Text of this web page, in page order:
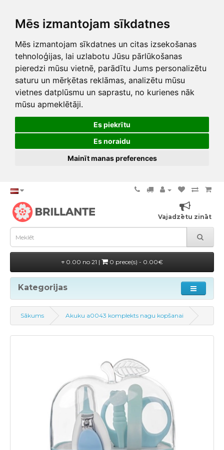
Mēs izmantojam sīkdatnes
Mēs izmantojam sīkdatnes un citas izsekošanas
tehnoloģijas, lai uzlabotu Jūsu pārlūkošanas
pieredzi mūsu vietnē, parādītu Jums personalizētu
saturu un mērķētas reklāmas, analizētu mūsu
vietnes datplūsmu un saprastu, no kurienes nāk
mūsu apmeklētāji.
Es piekrītu
Es noraidu
Mainīt manas preferences
Vajadzētu zināt
0.00 no 21 | 0 prece(s) - 0.00€
Kategorijas
Sākums Akuku a0043 komplekts nagu kopšanai